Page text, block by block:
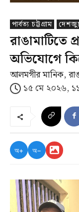
পার্বত্য চট্টগ্রাম
রাঙামাটিতে
অভিযোগে
আলমগীর মানিক,
১৫ মে ২০২৬,
অ+ অ−